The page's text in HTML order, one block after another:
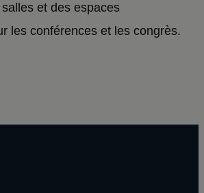
et des espaces
les conférences et les congrès.